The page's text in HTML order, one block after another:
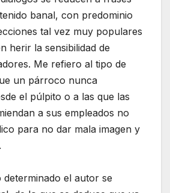
banal, con predominio
tal vez muy populares
herir la sensibilidad de
Me refiero al tipo de
un párroco nunca
el púlpito o a las que las
a sus empleados no
para no dar mala imagen y
determinado el autor se